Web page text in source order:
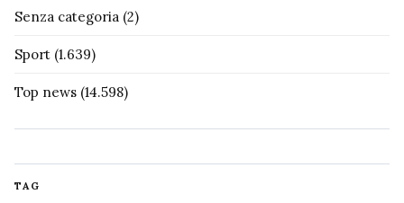
Senza categoria (2)
Sport (1.639)
Top news (14.598)
TAG